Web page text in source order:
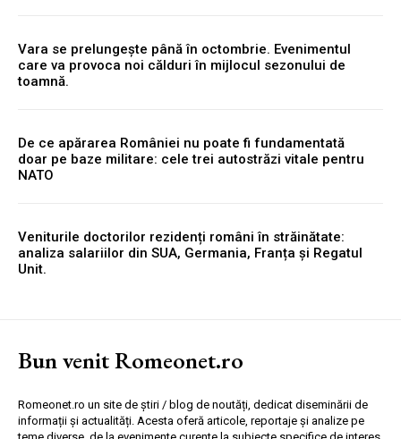
Vara se prelungește până în octombrie. Evenimentul
care va provoca noi călduri în mijlocul sezonului de
toamnă.
De ce apărarea României nu poate fi fundamentată
doar pe baze militare: cele trei autostrăzi vitale pentru
NATO
Veniturile doctorilor rezidenți români în străinătate:
analiza salariilor din SUA, Germania, Franța și Regatul
Unit.
Bun venit Romeonet.ro
Romeonet.ro un site de știri / blog de noutăți, dedicat diseminării de
informații și actualități. Acesta oferă articole, reportaje și analize pe